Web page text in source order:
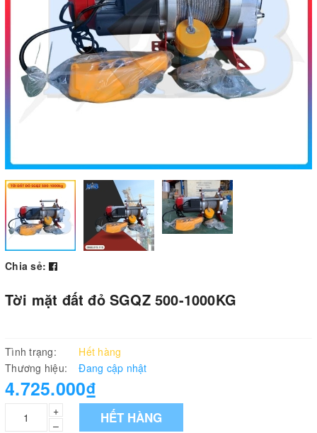
Chia sẻ:
Tời mặt đất đỏ SGQZ 500-1000KG
Tình trạng:
Hết hàng
Thương hiệu:
Đang cập nhật
4.725.000₫
+
–
HẾT HÀNG